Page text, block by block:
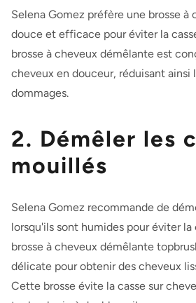
Selena Gomez préfère une brosse à
douce et efficace pour éviter la
brosse à cheveux démêlante est
cheveux en douceur, réduisant ainsi
dommages.
2. Démêler les
mouillés
Selena Gomez recommande de
lorsqu'ils sont humides pour éviter la
brosse à cheveux démêlante
délicate pour obtenir des cheveux
Cette brosse évite la casse sur